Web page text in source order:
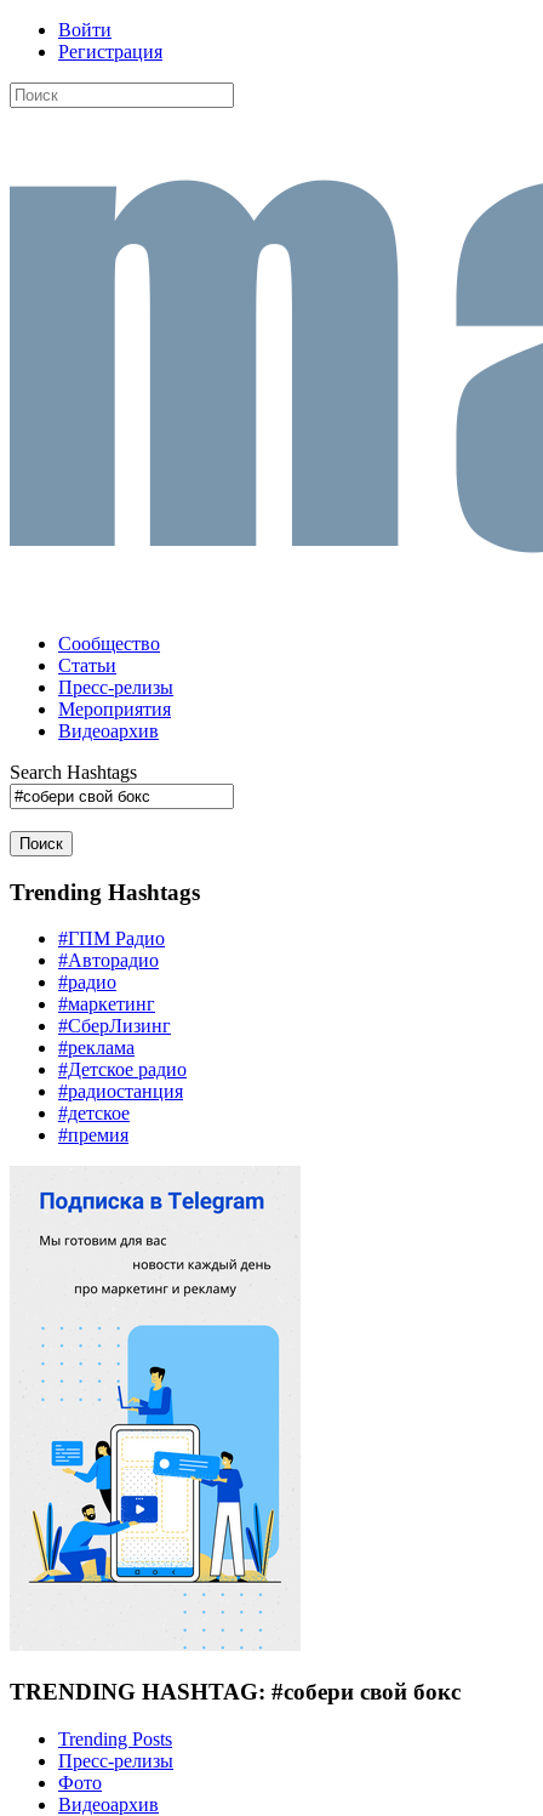
Войти
Регистрация
Сообщество
Статьи
Пресс-релизы
Мероприятия
Видеоархив
Search Hashtags
Поиск
Trending Hashtags
#ГПМ Радио
#Авторадио
#радио
#маркетинг
#СберЛизинг
#реклама
#Детское радио
#радиостанция
#детское
#премия
TRENDING HASHTAG: #собери свой бокс
Trending Posts
Пресс-релизы
Фото
Видеоархив